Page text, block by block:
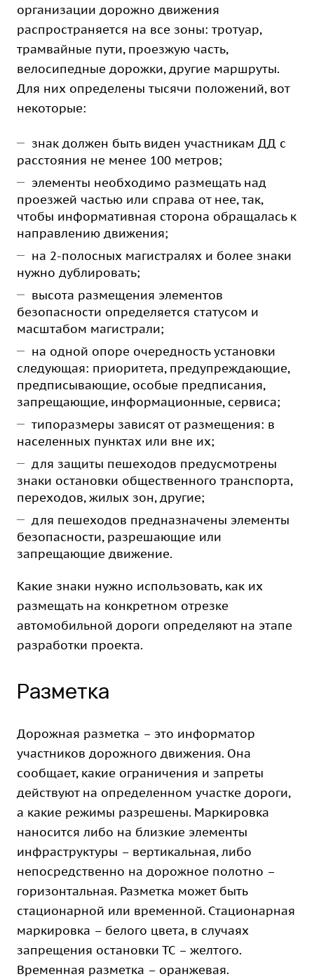
организации дорожно движения
распространяется на все зоны: тротуар,
трамвайные пути, проезжую часть,
велосипедные дорожки, другие маршруты.
Для них определены тысячи положений, вот
некоторые:
знак должен быть виден участникам ДД с
расстояния не менее 100 метров;
элементы необходимо размещать над
проезжей частью или справа от нее, так,
чтобы информативная сторона обращалась к
направлению движения;
на 2-полосных магистралях и более знаки
нужно дублировать;
высота размещения элементов
безопасности определяется статусом и
масштабом магистрали;
на одной опоре очередность установки
следующая: приоритета, предупреждающие,
предписывающие, особые предписания,
запрещающие, информационные, сервиса;
типоразмеры зависят от размещения: в
населенных пунктах или вне их;
для защиты пешеходов предусмотрены
знаки остановки общественного транспорта,
переходов, жилых зон, другие;
для пешеходов предназначены элементы
безопасности, разрешающие или
запрещающие движение.
Какие знаки нужно использовать, как их
размещать на конкретном отрезке
автомобильной дороги определяют на этапе
разработки проекта.
Разметка
Дорожная разметка – это информатор
участников дорожного движения. Она
сообщает, какие ограничения и запреты
действуют на определенном участке дороги,
а какие режимы разрешены. Маркировка
наносится либо на близкие элементы
инфраструктуры – вертикальная, либо
непосредственно на дорожное полотно –
горизонтальная. Разметка может быть
стационарной или временной. Стационарная
маркировка – белого цвета, в случаях
запрещения остановки ТС – желтого.
Временная разметка – оранжевая.